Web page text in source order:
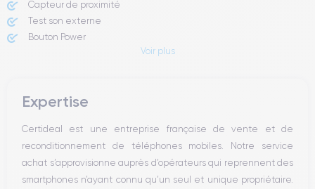
Capteur de proximité
Test son externe
Bouton Power
Haut parleur
Bouton Home
Bluetooth
WiFi
Réseau
Voir plus
Expertise
Certideal est une entreprise française de vente et de
reconditionnement de téléphones mobiles. Notre service
achat s’approvisionne auprès d’opérateurs qui reprennent des
smartphones n’ayant connu qu’un seul et unique propriétaire.